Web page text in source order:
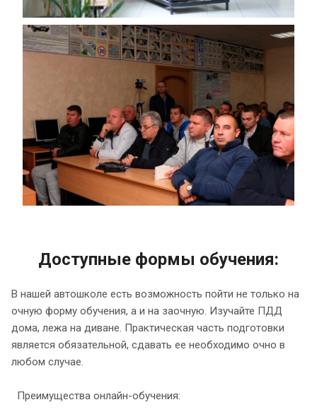
Доступные формы обучения:
В нашей автошколе есть возможность пойти не только на
очную форму обучения, а и на заочную. Изучайте ПДД
дома, лежа на диване. Практическая часть подготовки
является обязательной, сдавать ее необходимо очно в
любом случае.
Преимущества онлайн-обучения: